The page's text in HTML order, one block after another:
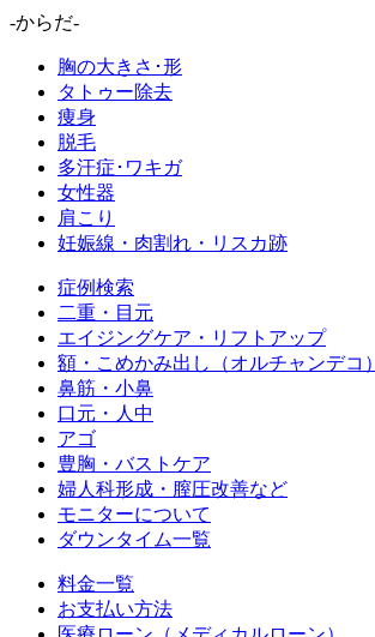
-からだ-
胸の大きさ･形
タトゥー除去
痩身
脱毛
多汗症･ワキガ
女性器
肩こり
妊娠線・肉割れ・リスカ跡
症例検索
二重・目元
エイジングケア・リフトアップ
額・こめかみ出し（オルチャンデコ）
鼻筋・小鼻
口元・人中
アゴ
豊胸・バストケア
婦人科形成・膣圧改善など
モニターについて
ダウンタイム一覧
料金一覧
お支払い方法